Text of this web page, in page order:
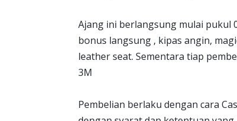
Ajang ini berlangsung mulai pukul
bonus langsung , kipas angin,
leather seat. Sementara tiap
3M
Pembelian berlaku dengan cara